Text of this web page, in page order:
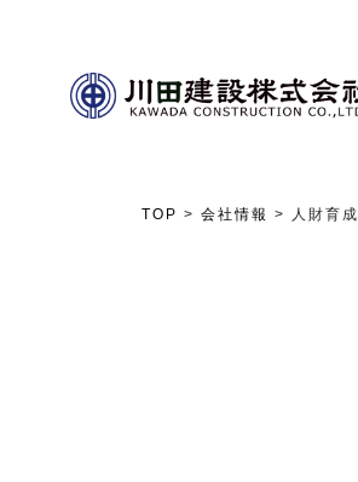
TOP > 会社情報 > ⼈財育成